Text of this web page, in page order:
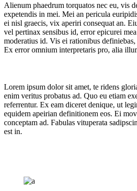
Alienum phaedrum torquatos nec eu, vis
expetendis in mei. Mei an pericula
ei nisl graecis, vix aperiri consequat an.
vel pertinax sensibus id, error epicurei
moderatius id. Vis ei rationibus
Ex error omnium interpretaris pro, alia
Lorem ipsum dolor sit amet, te ridens
enim veritus probatus ad. Quo eu etiam
referrentur. Ex eam diceret denique, ut
equidem apeirian definitionem eos. Ei
conceptam ad. Fabulas vituperata
est in.